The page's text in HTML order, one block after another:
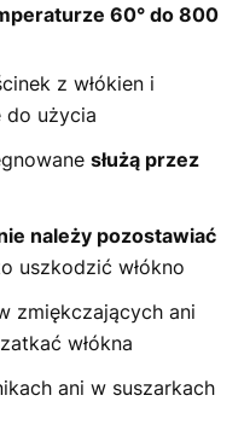
60° do 800
z włókien i
do użycia
służą przez
należy pozostawiać
uszkodzić włókno
zmiękczających ani
włókna
ani w suszarkach